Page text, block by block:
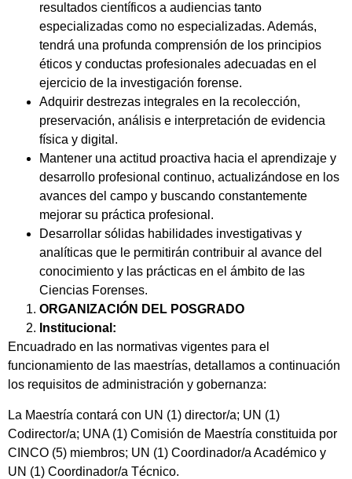
resultados científicos a audiencias tanto
especializadas como no especializadas. Además,
tendrá una profunda comprensión de los principios
éticos y conductas profesionales adecuadas en el
ejercicio de la investigación forense.
Adquirir destrezas integrales en la recolección,
preservación, análisis e interpretación de evidencia
física y digital.
Mantener una actitud proactiva hacia el aprendizaje y
desarrollo profesional continuo, actualizándose en los
avances del campo y buscando constantemente
mejorar su práctica profesional.
Desarrollar sólidas habilidades investigativas y
analíticas que le permitirán contribuir al avance del
conocimiento y las prácticas en el ámbito de las
Ciencias Forenses.
ORGANIZACIÓN DEL POSGRADO
Institucional:
Encuadrado en las normativas vigentes para el
funcionamiento de las maestrías, detallamos a continuación
los requisitos de administración y gobernanza:
La Maestría contará con UN (1) director/a; UN (1)
Codirector/a; UNA (1) Comisión de Maestría constituida por
CINCO (5) miembros; UN (1) Coordinador/a Académico y
UN (1) Coordinador/a Técnico.